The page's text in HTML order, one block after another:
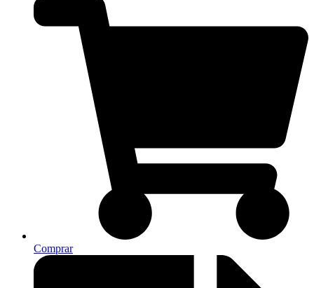
Comprar